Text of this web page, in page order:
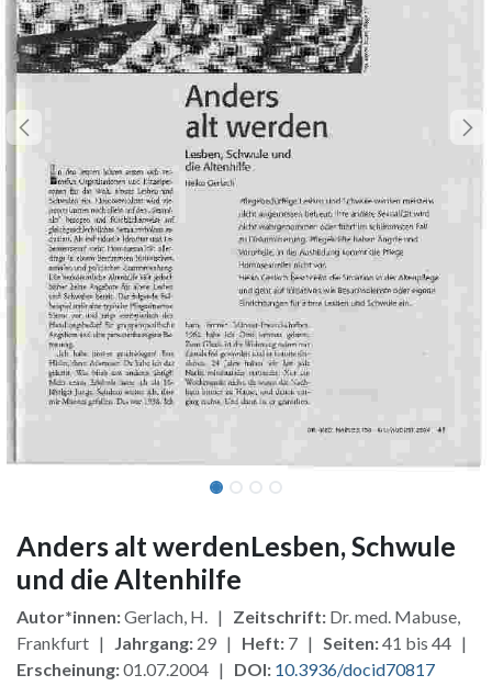
Anders alt werdenLesben, Schwule
und die Altenhilfe
Autor*innen:Gerlach, H. | Zeitschrift: Dr. med. Mabuse,
Frankfurt | Jahrgang: 29 | Heft: 7 | Seiten:41 bis 44 |
Erscheinung:01.07.2004 | DOI: 10.3936/docid70817